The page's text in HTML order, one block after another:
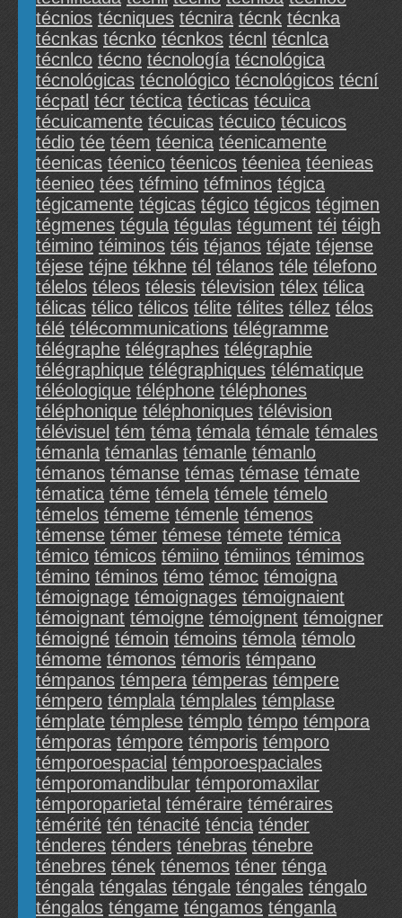
técnios técniques técnira técnk técnka
técnkas técnko técnkos técnl técnlca
técnlco técno técnología técnológica
técnológicas técnológico técnológicos técní
técpatl técr téctica técticas técuica
técuicamente técuicas técuico técuicos
tédio tée téem téenica téenicamente
téenicas téenico téenicos téeniea téenieas
téenieo tées téfmino téfminos tégica
tégicamente tégicas tégico tégicos tégimen
tégmenes tégula tégulas tégument téi téigh
téimino téiminos téis téjanos téjate téjense
téjese téjne tékhne tél télanos téle télefono
télelos téleos télesis télevision télex télica
télicas télico télicos télite télites téllez télos
télé télécommunications télégramme
télégraphe télégraphes télégraphie
télégraphique télégraphiques télématique
téléologique téléphone téléphones
téléphonique téléphoniques télévision
télévisuel tém téma témala témale témales
témanla témanlas témanle témanlo
témanos témanse témas témase témate
tématica téme témela témele témelo
témelos témeme témenle témenos
témense témer témese témete témica
témico témicos témiino témiinos témimos
témino téminos témo témoc témoigna
témoignage témoignages témoignaient
témoignant témoigne témoignent témoigner
témoigné témoin témoins témola témolo
témome témonos témoris témpano
témpanos témpera témperas témpere
témpero témplala témplales témplase
témplate témplese témplo témpo témpora
témporas témpore témporis témporo
témporoespacial témporoespaciales
témporomandibular témporomaxilar
témporoparietal téméraire téméraires
témérité tén ténacité téncia ténder
ténderes ténders ténebras ténebre
ténebres tének ténemos téner ténga
téngala téngalas téngale téngales téngalo
téngalos téngame téngamos ténganla